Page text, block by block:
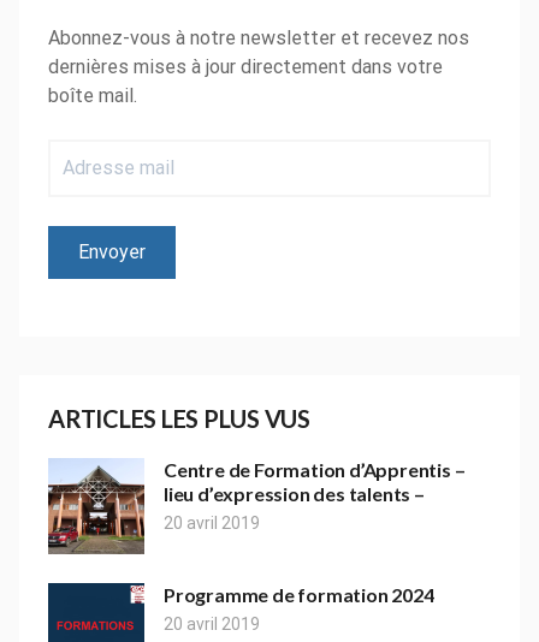
Abonnez-vous à notre newsletter et recevez nos
dernières mises à jour directement dans votre
boîte mail.
ARTICLES LES PLUS VUS
Centre de Formation d’Apprentis –
lieu d’expression des talents –
20 avril 2019
Programme de formation 2024
20 avril 2019